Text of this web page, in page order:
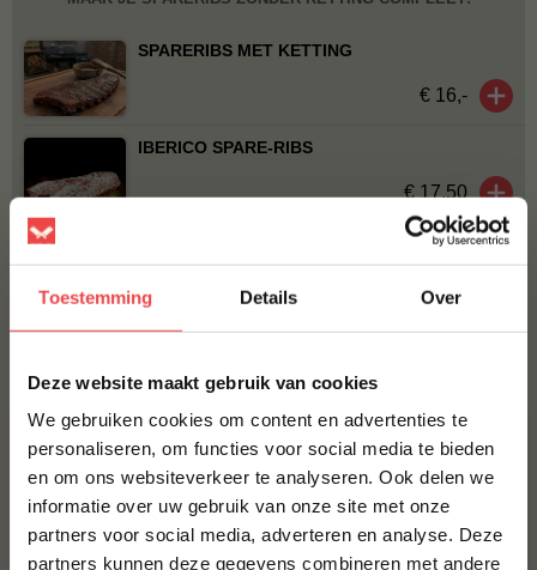
Toestemming Details Over
Deze website maakt gebruik van cookies
We gebruiken cookies om content en advertenties te
personaliseren, om functies voor social media te bieden
en om ons websiteverkeer te analyseren. Ook delen we
informatie over uw gebruik van onze site met onze
partners voor social media, adverteren en analyse. Deze
partners kunnen deze gegevens combineren met andere
SPARERIBS MET KETTING
€ 16,-
IBERICO SPARE-RIBS
€ 17,50
€ 9,95
10% korting op je
eerste bestelling*
Schrijf je in voor onze nieuwsbrief en ontvang direct
10% korting op jouw eerste bestelling.